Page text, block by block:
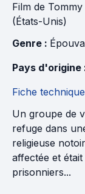
Film de
(États-Unis)
Genre :
Pays d'origine
Fiche technique
Un groupe de
refuge dans
religieuse
affectée et
prisonniers...